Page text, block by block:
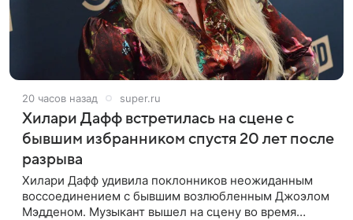
20 часов назад super.ru
Хилари Дафф встретилась на сцене с
бывшим избранником спустя 20 лет после
разрыва
Хилари Дафф удивила поклонников неожиданным
воссоединением с бывшим возлюбленным Джоэлом
Мэдденом. Музыкант вышел на сцену во время